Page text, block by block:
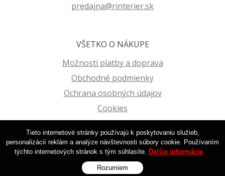
predajna@rinterier.sk
VŠETKO O NÁKUPE
Možnosti platby a doprava
Obchodné podmienky
Ochrana osobných údajov
Cookies
Reklamačný poriadok
© 2026 Farby | Laky | Tapety na stenu | R-Interier Zvolen | Eshop •tvorba
eshopu cez UNIobchod
webhostingspoločnosti
Tieto internetové stránky používajú k poskytovaniu služieb,
personalizácií reklám a analýze návštevnosti súbory cookie. Používaním
týchto internetových stránok s tým súhlasíte. Ďalšie informácie
Rozumiem